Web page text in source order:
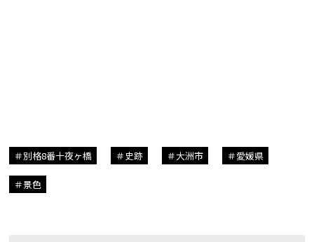
別格8番十夜ヶ橋 史跡 大洲市 愛媛県
景色